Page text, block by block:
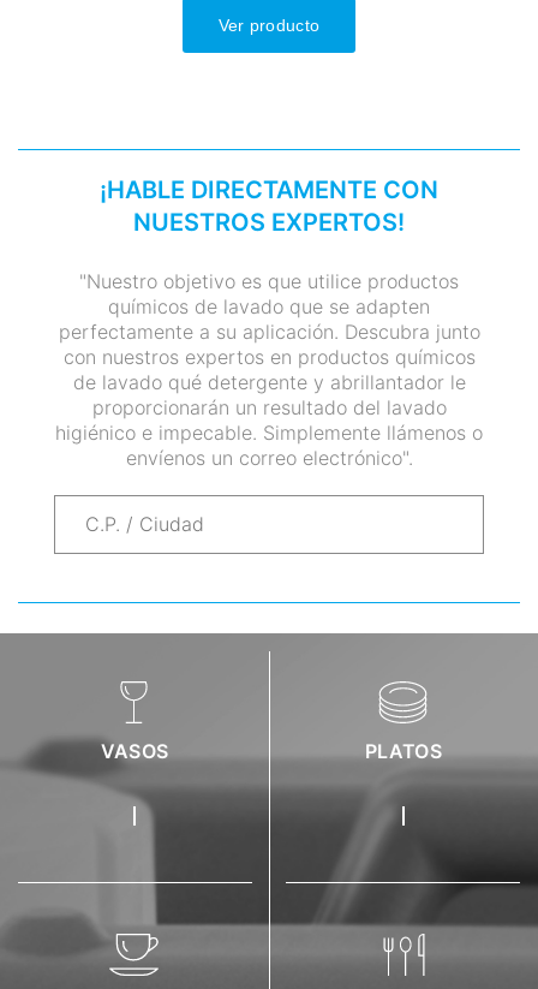
¡HABLE DIRECTAMENTE CON
NUESTROS EXPERTOS!
"Nuestro objetivo es que utilice productos
químicos de lavado que se adapten
perfectamente a su aplicación. Descubra junto
con nuestros expertos en productos químicos
de lavado qué detergente y abrillantador le
proporcionarán un resultado del lavado
higiénico e impecable. Simplemente llámenos o
envíenos un correo electrónico".
VASOS PLATOS